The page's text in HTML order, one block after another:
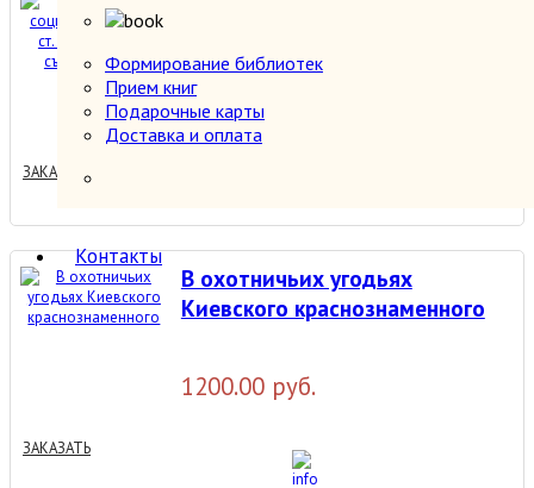
Формирование библиотек
Прием книг
Подарочные карты
Доставка и оплата
Контакты
съезда ВКП(б)
0.00 руб.
ЗАКАЗАТЬ
В охотничьих угодьях
Киевского краснознаменного
1200.00 руб.
ЗАКАЗАТЬ